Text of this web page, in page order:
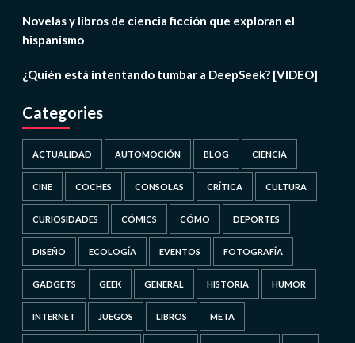
Novelas y libros de ciencia ficción que exploran el
hispanismo
¿Quién está intentando tumbar a DeepSeek? [VIDEO]
Categories
ACTUALIDAD AUTOMOCIÓN BLOG CIENCIA
CINE COCHES CONSOLAS CRÍTICA CULTURA
CURIOSIDADES CÓMICS CÓMO DEPORTES
DISEÑO ECOLOGÍA EVENTOS FOTOGRAFÍA
GADGETS GEEK GENERAL HISTORIA HUMOR
INTERNET JUEGOS LIBROS META